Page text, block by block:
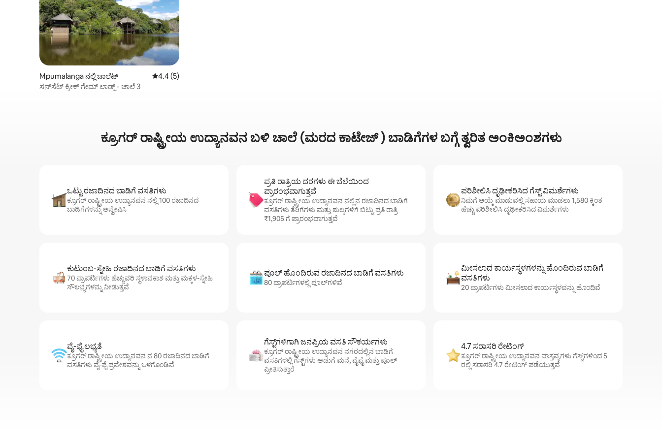
Mpumalanga ನಲ್ಲಿ ಚಾಲೆಟ್ 5 ರಲ್ಲಿ 4.4 ಸರಾಸರಿ ರೇಟಿಂಗ್, 5 ವಿಮರ್ಶೆಗಳು
4.4 (5)
ಸನ್‌ಸೆಟ್ ಕ್ರೀಕ್ ಗೇಮ್ ಲಾಡ್ಜ್ - ಚಾಲೆ 3
ಕ್ರೂಗರ್ ರಾಷ್ಟ್ರೀಯ ಉದ್ಯಾನವನ ಬಳಿ ಚಾಲೆ (ಮರದ ಕಾಟೇಜ್ ) ಬಾಡಿಗೆಗಳ ಬಗ್ಗೆ ತ್ವರಿತ ಅಂಕಿಅಂಶಗಳು
ಒಟ್ಟು ರಜಾದಿನದ ಬಾಡಿಗೆ ವಸತಿಗಳು
ಕ್ರೂಗರ್ ರಾಷ್ಟ್ರೀಯ ಉದ್ಯಾನವನ ನಲ್ಲಿ 100 ರಜಾದಿನದ
ಬಾಡಿಗೆಗಳನ್ನು ಅನ್ವೇಷಿಸಿ
ಪ್ರತಿ ರಾತ್ರಿಯ ದರಗಳು ಈ ಬೆಲೆಯಿಂದ
ಪ್ರಾರಂಭವಾಗುತ್ತವೆ
ಕ್ರೂಗರ್ ರಾಷ್ಟ್ರೀಯ ಉದ್ಯಾನವನ ನಲ್ಲಿನ ರಜಾದಿನದ ಬಾಡಿಗೆ
ವಸತಿಗಳು ತೆರಿಗೆಗಳು ಮತ್ತು ಶುಲ್ಕಗಳಿಗೆ ಬಿಟ್ಟು ಪ್ರತಿ ರಾತ್ರಿ
₹1,905 ಗೆ ಪ್ರಾರಂಭವಾಗುತ್ತವೆ
ಪರಿಶೀಲಿಸಿ ದೃಢೀಕರಿಸಿದ ಗೆಸ್ಟ್ ವಿಮರ್ಶೆಗಳು
ನಿಮಗೆ ಆಯ್ಕೆ ಮಾಡುವಲ್ಲಿ ಸಹಾಯ ಮಾಡಲು 1,580 ಕ್ಕಿಂತ
ಹೆಚ್ಚು ಪರಿಶೀಲಿಸಿ ದೃಢೀಕರಿಸಿದ ವಿಮರ್ಶೆಗಳು
ಕುಟುಂಬ-ಸ್ನೇಹಿ ರಜಾದಿನದ ಬಾಡಿಗೆ ವಸತಿಗಳು
70 ಪ್ರಾಪರ್ಟಿಗಳು ಹೆಚ್ಚುವರಿ ಸ್ಥಳಾವಕಾಶ ಮತ್ತು ಮಕ್ಕಳ-ಸ್ನೇಹಿ
ಸೌಲಭ್ಯಗಳನ್ನು ನೀಡುತ್ತವೆ
ಪೂಲ್ ಹೊಂದಿರುವ ರಜಾದಿನದ ಬಾಡಿಗೆ ವಸತಿಗಳು
80 ಪ್ರಾಪರ್ಟಿಗಳಲ್ಲಿ ಪೂಲ್‌‌‌‌‌‌‌‌‌ಗಳಿವೆ
ಮೀಸಲಾದ ಕಾರ್ಯಸ್ಥಳಗಳನ್ನು ಹೊಂದಿರುವ ಬಾಡಿಗೆ
ವಸತಿಗಳು
20 ಪ್ರಾಪರ್ಟಿಗಳು ಮೀಸಲಾದ ಕಾರ್ಯಸ್ಥಳವನ್ನು ಹೊಂದಿವೆ
ವೈ-ಫೈ ಲಭ್ಯತೆ
ಕ್ರೂಗರ್ ರಾಷ್ಟ್ರೀಯ ಉದ್ಯಾನವನ ನ 80 ರಜಾದಿನದ ಬಾಡಿಗೆ
ವಸತಿಗಳು ವೈ-ಫೈ ಪ್ರವೇಶವನ್ನು ಒಳಗೊಂಡಿವೆ
ಗೆಸ್ಟ್‌ಗಳಿಗಾಗಿ ಜನಪ್ರಿಯ ವಸತಿ ಸೌಕರ್ಯಗಳು
ಕ್ರೂಗರ್ ರಾಷ್ಟ್ರೀಯ ಉದ್ಯಾನವನ ನಗರದಲ್ಲಿನ ಬಾಡಿಗೆ
ವಸತಿಗಳಲ್ಲಿ ಗೆಸ್ಟ್‌ಗಳು ಅಡುಗೆ ಮನೆ, ವೈಫೈ ಮತ್ತು ಪೂಲ್
ಪ್ರೀತಿಸುತ್ತಾರೆ
4.7 ಸರಾಸರಿ ರೇಟಿಂಗ್
ಕ್ರೂಗರ್ ರಾಷ್ಟ್ರೀಯ ಉದ್ಯಾನವನ ವಾಸ್ತವ್ಯಗಳು ಗೆಸ್ಟ್‌ಗಳಿಂದ 5
ರಲ್ಲಿ ಸರಾಸರಿ 4.7 ರೇಟಿಂಗ್ ಪಡೆಯುತ್ತವೆ